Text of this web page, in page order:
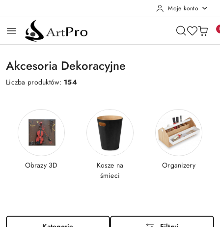
Moje konto
Akcesoria Dekoracyjne
Liczba produktów: 154
Obrazy 3D
Kosze na
śmieci
Organizery